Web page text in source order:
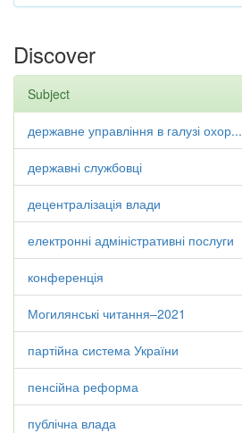
Discover
Subject
державне управління в галузі охор...
державні службовці
децентралізація влади
електронні адміністративні послуги
конференція
Могилянські читання–2021
партійна система України
пенсійна реформа
публічна влада